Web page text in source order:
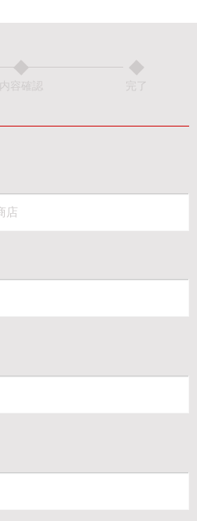
内容確認 完了